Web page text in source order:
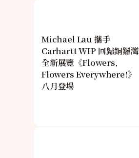
Michael Lau 攜手
Carhartt WIP 回歸銅鑼灣
全新展覽《Flowers,
Flowers Everywhere!》
八月登場